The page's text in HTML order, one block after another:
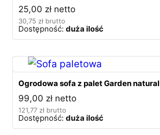
25,00 zł netto
30,75 zł brutto
Dostępność: duża ilość
Ogrodowa sofa z palet Garden natural
99,00 zł netto
121,77 zł brutto
Dostępność: duża ilość